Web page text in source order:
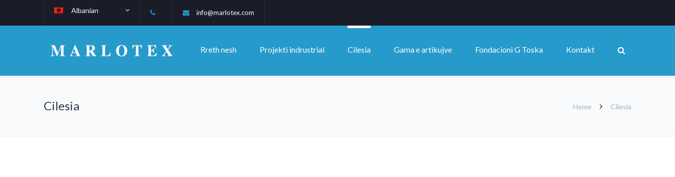
Albanian info@marlotex.com
Rreth nesh Projekti indrustrial Cilesia Gama e artikujve Fondacioni G Toska Kontakt
Cilesia Home Cilesia